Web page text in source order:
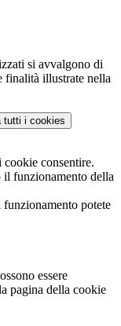
si avvalgono di
finalità illustrate nella
tutti i cookies
cookie consentire.
il funzionamento della
funzionamento potete
essere
pagina della cookie